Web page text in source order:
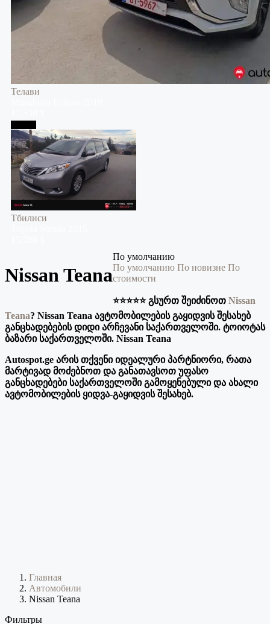
Телави
Тбилиси
Nissan Teana
По умолчанию
По умолчанию По новизне По
стоимости
⭐️⭐️⭐️⭐️⭐️ გსურთ შეიძინოთ Nissan
Teana? Nissan Teana ავტომობილების გაყიდვის შესახებ
განცხადებების დიდი არჩევანი საქართველოში. ტოიოტას
ბაზარი საქართველოში. Nissan Teana
Autospot.ge არის თქვენი იდეალური პარტნიორი, რათა
მარტივად მოძებნოთ და განათავსოთ უფასო
განცხადებები საქართველოში გამოყენებული და ახალი
ავტომობილების ყიდვა-გაყიდვის შესახებ.
Главная
Автомобили
Nissan Teana
Фильтры